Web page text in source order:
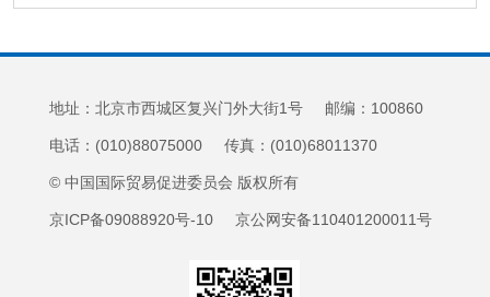
地址：北京市西城区复兴门外大街1号 邮编：100860
电话：(010)88075000 传真：(010)68011370
© 中国国际贸易促进委员会 版权所有
京ICP备09088920号-10 京公网安备110401200011号